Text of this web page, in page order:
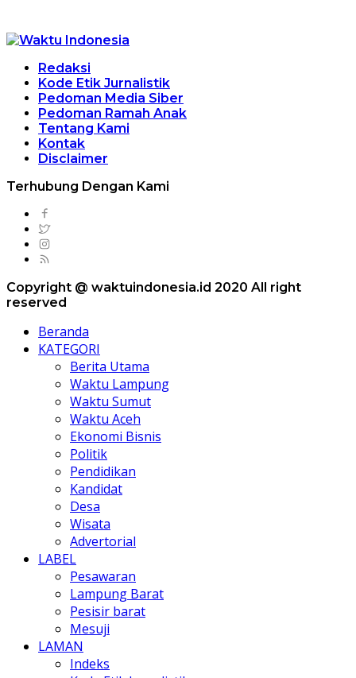
Redaksi
Kode Etik Jurnalistik
Pedoman Media Siber
Pedoman Ramah Anak
Tentang Kami
Kontak
Disclaimer
Terhubung Dengan Kami
Copyright @ waktuindonesia.id 2020 All right
reserved
Beranda
KATEGORI
Berita Utama
Waktu Lampung
Waktu Sumut
Waktu Aceh
Ekonomi Bisnis
Politik
Pendidikan
Kandidat
Desa
Wisata
Advertorial
LABEL
Pesawaran
Lampung Barat
Pesisir barat
Mesuji
LAMAN
Indeks